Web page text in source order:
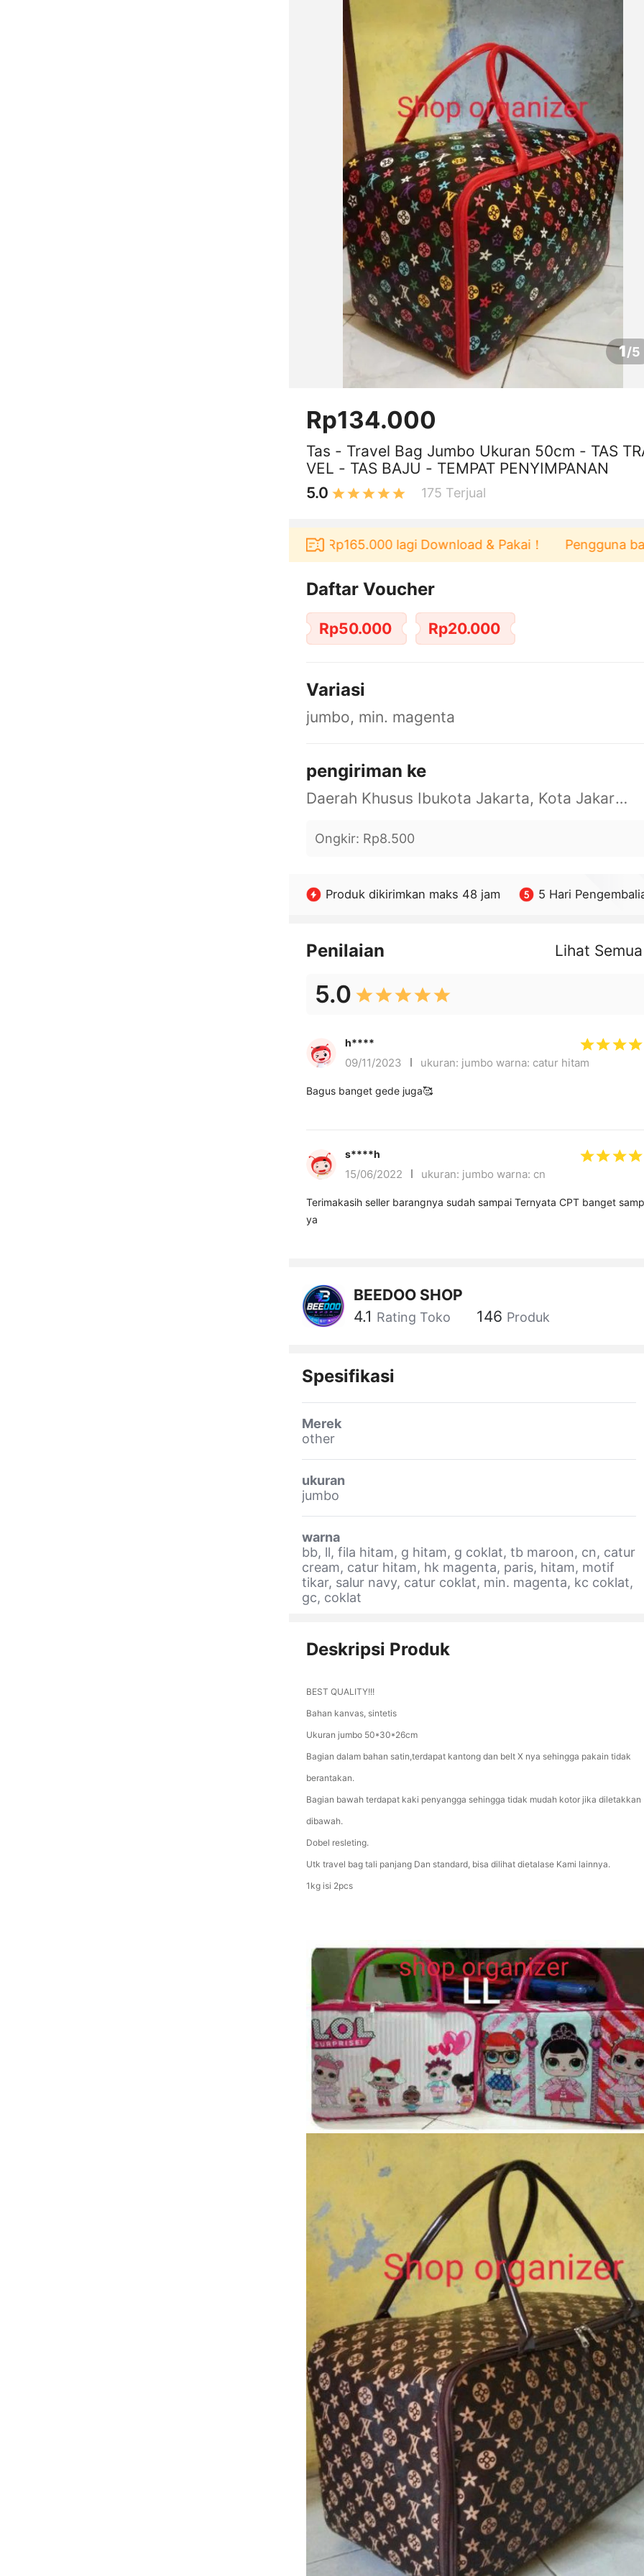
1/5
Rp134.000
Tas - Travel Bag Jumbo Ukuran 50cm - TAS
VEL - TAS BAJU - TEMPAT PENYIMPANAN
5.0
175 Terjual
di aplikasi Akulaku bisa dapat voucher Rp165.000 lagi Download & Pakai！ Pengguna baru
Daftar Voucher
Rp50.000 Rp20.000
Variasi
jumbo, min. magenta
pengiriman ke
Daerah Khusus Ibukota Jakarta, Kota Jakarta Barat, Cengkareng, yy
Ongkir: Rp8.500
Produk dikirimkan maks 48 jam 5 Hari
Penilaian Lihat Semua
5.0
h****
09/11/2023 ukuran: jumbo warna: catur hitam
Bagus banget gede juga🥰
s****h
15/06/2022 ukuran: jumbo warna: cn
Terimakasih seller barangnya sudah sampai Ternyata CPT banget sampain
ya
BEEDOO SHOP
4.1 Rating Toko 146 Produk
Spesifikasi
Merek
other
ukuran
jumbo
warna
bb, ll, fila hitam, g hitam, g coklat, tb maroon, cn, catur
cream, catur hitam, hk magenta, paris, hitam, motif
tikar, salur navy, catur coklat, min. magenta, kc coklat,
gc, coklat
Deskripsi Produk
BEST QUALITY!!!
Bahan kanvas, sintetis
Ukuran jumbo 50*30*26cm
Bagian dalam bahan satin,terdapat kantong dan belt X nya sehingga pakain tidak
berantakan.
Bagian bawah terdapat kaki penyangga sehingga tidak mudah kotor jika diletakkan
dibawah.
Dobel resleting.
Utk travel bag tali panjang Dan standard, bisa dilihat dietalase Kami lainnya.
1kg isi 2pcs